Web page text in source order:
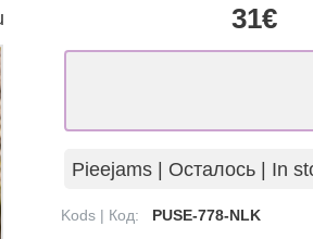
31€
Pieejams | Осталось | In
Kods | Код: PUSE-778-NLK